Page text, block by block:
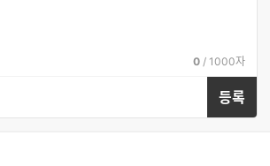
현
한
0 / 전
체
가
1000자
등록